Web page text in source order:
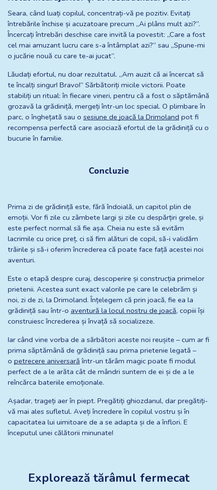
Seara, când luați copilul, concentrați-vă pe pozitiv. Evitați
întrebările închise și acuzatoare precum „Ai plâns mult azi?”.
Încercați întrebări deschise care invită la povestit: „Care a fost
cel mai amuzant lucru care s-a întâmplat azi?” sau „Spune-mi
o jucărie nouă cu care te-ai jucat”.
Lăudați efortul, nu doar rezultatul. „Am auzit că ai încercat să
te încalți singur! Bravo!” Sărbătoriți micile victorii. Poate
stabiliți un ritual: în fiecare vineri, pentru că a fost o săptămână
grozavă la grădiniță, mergeți într-un loc special. O plimbare în
parc, o înghețată sau o sesiune de joacă la Drimoland pot fi
recompensa perfectă care asociază efortul de la grădiniță cu o
bucurie în familie.
Concluzie
Prima zi de grădiniță este, fără îndoială, un capitol plin de
emoții. Vor fi zile cu zâmbete largi și zile cu despărțiri grele, și
este perfect normal să fie așa. Cheia nu este să evităm
lacrimile cu orice preț, ci să fim alături de copil, să-i validăm
trăirile și să-i oferim încrederea că poate face față acestei noi
aventuri.
Este o etapă despre curaj, descoperire și construcția primelor
prietenii. Acestea sunt exact valorile pe care le celebrăm și
noi, zi de zi, la Drimoland. Înțelegem că prin joacă, fie ea la
grădiniță sau într-o aventură la locul nostru de joacă, copiii își
construiesc încrederea și învață să socializeze.
Iar când vine vorba de a sărbători aceste noi reușite – cum ar fi
prima săptămână de grădiniță sau prima prietenie legată –
o petrecere aniversară într-un tărâm magic poate fi modul
perfect de a le arăta cât de mândri suntem de ei și de a le
reîncărca bateriile emoționale.
Așadar, trageți aer în piept. Pregătiți ghiozdanul, dar pregătiți-
vă mai ales sufletul. Aveți încredere în copilul vostru și în
capacitatea lui uimitoare de a se adapta și de a înflori. E
începutul unei călătorii minunate!
Explorează tărâmul fermecat